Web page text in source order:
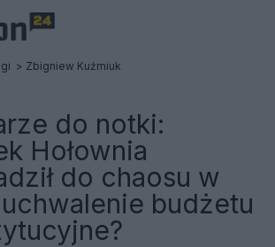
Zbigniew Kuźmiuk
do notki:
Hołownia
do chaosu w
budżetu